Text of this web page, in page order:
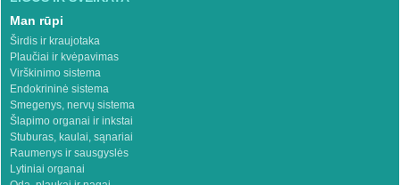
Man rūpi
Širdis ir kraujotaka
Plaučiai ir kvėpavimas
Virškinimo sistema
Endokrininė sistema
Smegenys, nervų sistema
Šlapimo organai ir inkstai
Stuburas, kaulai, sąnariai
Raumenys ir sausgyslės
Lytiniai organai